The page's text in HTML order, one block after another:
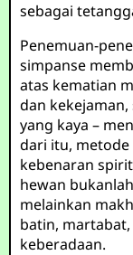
sebagai
Penemuan-
simpanse
atas kematian
dan
yang kaya –
dari itu, metode
kebenaran
hewan
melainkan
batin,
keberadaan.